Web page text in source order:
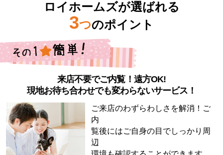
ロイホームズが選ばれる
3つのポイント
来店不要でご内覧！遠方OK!
現地お待ち合わせでも変わらないサービス！
ご来店のわずらわしさを解消！ご
内
覧後にはご自身の目でしっかり周
辺